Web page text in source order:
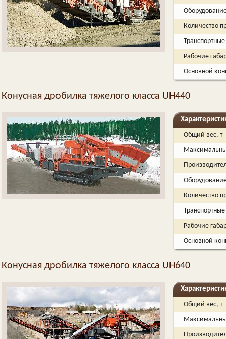
Количество
Рабочие
Основной
Конусная дробилка тяжелого класса UH440
Общий вес, т
Количество
Рабочие
Основной
Конусная дробилка тяжелого класса UH640
Общий вес, т